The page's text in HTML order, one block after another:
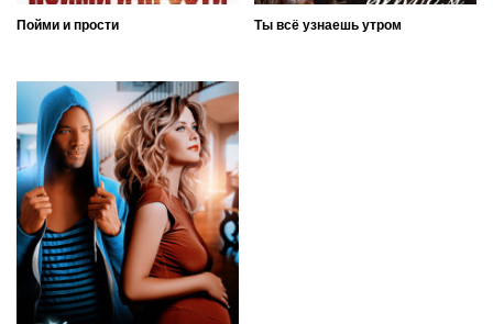
Пойми и прости Ты всё узнаешь утром